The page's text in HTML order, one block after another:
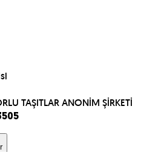
TAŞITLAR ANONİM ŞİRKETİ